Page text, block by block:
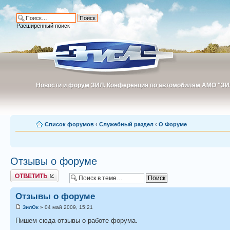
Новости и форум ЗИЛ. Конференция по автомобилям АМО
Новости и форум ЗИЛ. Конференция по автомобилям АМО
Расширенный поиск
Список форумов ‹ Служебный раздел ‹ О Форуме
Отзывы о форуме
Ответить
Отзывы о форуме
ЗилОк » 04 май 2009, 15:21
Пишем сюда отзывы о работе форума.